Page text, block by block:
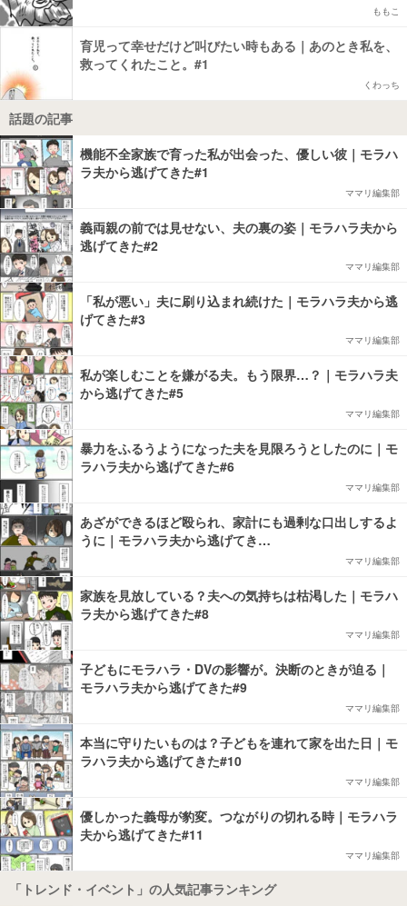
ももこ
育児って幸せだけど叫びたい時もある｜あのとき私を、
救ってくれたこと。#1
くわっち
話題の記事
機能不全家族で育った私が出会った、優しい彼｜モラハ
ラ夫から逃げてきた#1
ママリ編集部
義両親の前では見せない、夫の裏の姿｜モラハラ夫から
逃げてきた#2
ママリ編集部
「私が悪い」夫に刷り込まれ続けた｜モラハラ夫から逃
げてきた#3
ママリ編集部
私が楽しむことを嫌がる夫。もう限界…？｜モラハラ夫
から逃げてきた#5
ママリ編集部
暴力をふるうようになった夫を見限ろうとしたのに｜モ
ラハラ夫から逃げてきた#6
ママリ編集部
あざができるほど殴られ、家計にも過剰な口出しするよ
うに｜モラハラ夫から逃げてき…
ママリ編集部
家族を見放している？夫への気持ちは枯渇した｜モラハ
ラ夫から逃げてきた#8
ママリ編集部
子どもにモラハラ・DVの影響が。決断のときが迫る｜
モラハラ夫から逃げてきた#9
ママリ編集部
本当に守りたいものは？子どもを連れて家を出た日｜モ
ラハラ夫から逃げてきた#10
ママリ編集部
優しかった義母が豹変。つながりの切れる時｜モラハラ
夫から逃げてきた#11
ママリ編集部
「トレンド・イベント」の人気記事ランキング